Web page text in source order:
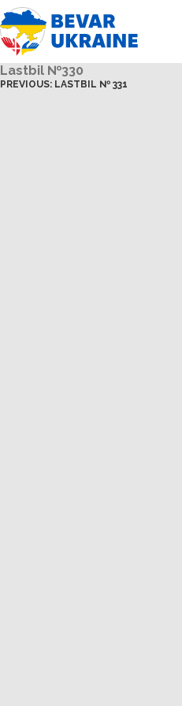
Lastbil №330
PREVIOUS: LASTBIL № 331